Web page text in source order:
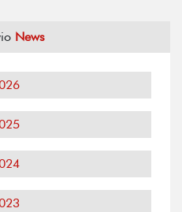
News